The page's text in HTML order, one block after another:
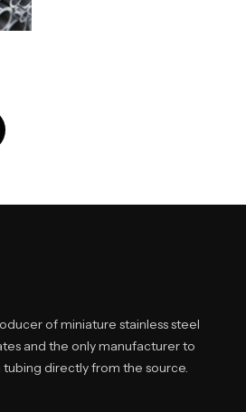
of miniature stainless steel
and the only manufacturer to
directly from the source.